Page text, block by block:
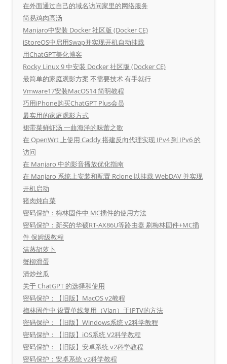
在外面通过自己的域名访问家里的网络服务
简易鸡肉高汤
Manjaro中安装 Docker 社区版 (Docker CE)
iStoreOS中启用Swap并实现开机自动挂载
用ChatGPT美化博客
Rocky Linux 9 中安装 Docker 社区版 (Docker CE)
最简单的家庭观影方案 不需要技术 有手就行
Vmware17安装MacOS14 简明教程
巧用iPhone购买ChatGPT Plus会员
最实用的家庭观影方式
裙带菜鲜虾汤 一曲海洋的味蕾之歌
在 OpenWrt 上使用 Caddy 搭建反向代理实现 IPv4 到 IPv6 的
访问
在 Manjaro 中的影音播放优化指南
在 Manjaro 系统上安装和配置 Rclone 以挂载 WebDAV 并实现
开机启动
猪肉炖白菜
密码保护：梅林固件中 MC插件的使用方法
密码保护：新买的华硕RT-AX86U等路由器 刷梅林固件+MC插
件 保姆级教程
清蒸胡萝卜
蟹柳滑蛋
清炒丝瓜
关于 ChatGPT 的选择和使用
密码保护：【旧版】MacOS v2教程
梅林固件中 设置单线复用（Vlan）于IPTV的方法
密码保护：【旧版】Windows系统 v2科学教程
密码保护：【旧版】iOS系统 V2科学教程
密码保护：【旧版】安卓系统 v2科学教程
密码保护：安卓系统 v2科学教程